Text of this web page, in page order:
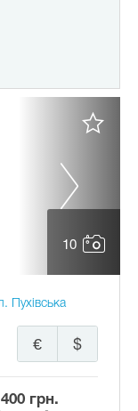
10
Пухівська
$
€
400 грн.